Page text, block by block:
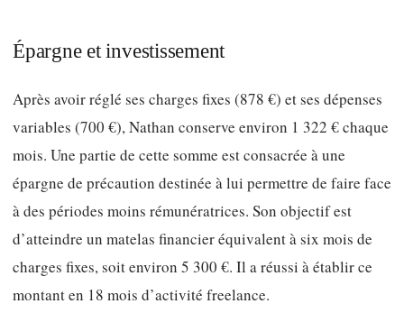
Épargne et investissement
Après avoir réglé ses charges fixes (878 €) et ses dépenses
variables (700 €), Nathan conserve environ 1 322 € chaque
mois. Une partie de cette somme est consacrée à une
épargne de précaution destinée à lui permettre de faire face
à des périodes moins rémunératrices. Son objectif est
d’atteindre un matelas financier équivalent à six mois de
charges fixes, soit environ 5 300 €. Il a réussi à établir ce
montant en 18 mois d’activité freelance.